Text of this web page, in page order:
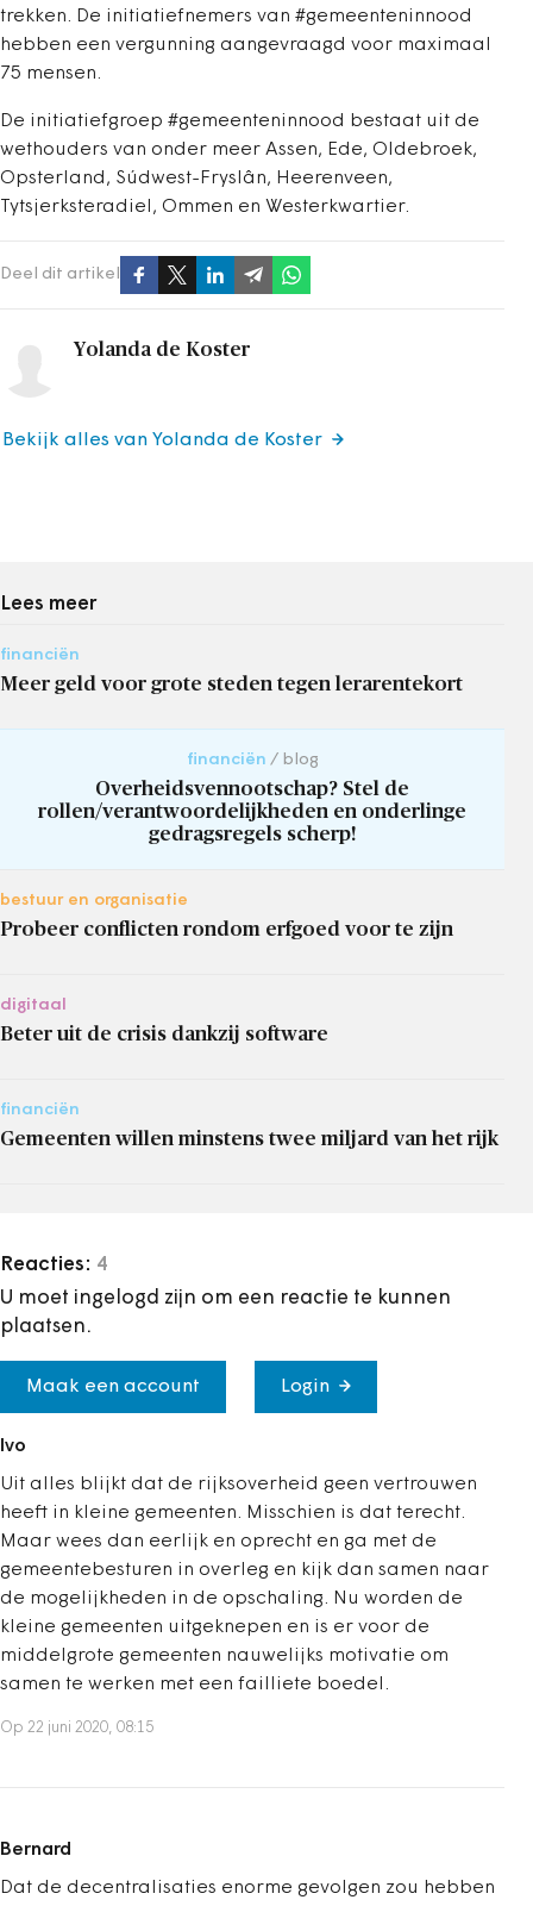
trekken. De initiatiefnemers van #gemeenteninnood
hebben een vergunning aangevraagd voor maximaal
75 mensen.
De initiatiefgroep #gemeenteninnood bestaat uit de
wethouders van onder meer Assen, Ede, Oldebroek,
Opsterland, Súdwest-Fryslân, Heerenveen,
Tytsjerksteradiel, Ommen en Westerkwartier.
Deel dit artikel
Yolanda de Koster
Bekijk alles van Yolanda de Koster
Lees meer
financiën
Meer geld voor grote steden tegen lerarentekort
financiën blog
Overheidsvennootschap? Stel de
rollen/verantwoordelijkheden en onderlinge
gedragsregels scherp!
bestuur en organisatie
Probeer conflicten rondom erfgoed voor te zijn
digitaal
Beter uit de crisis dankzij software
financiën
Gemeenten willen minstens twee miljard van het rijk
Reacties: 4
U moet ingelogd zijn om een reactie te kunnen
plaatsen.
Maak een account Login
Ivo
Uit alles blijkt dat de rijksoverheid geen vertrouwen
heeft in kleine gemeenten. Misschien is dat terecht.
Maar wees dan eerlijk en oprecht en ga met de
gemeentebesturen in overleg en kijk dan samen naar
de mogelijkheden in de opschaling. Nu worden de
kleine gemeenten uitgeknepen en is er voor de
middelgrote gemeenten nauwelijks motivatie om
samen te werken met een failliete boedel.
Op 22 juni 2020, 08:15
Bernard
Dat de decentralisaties enorme gevolgen zou hebben